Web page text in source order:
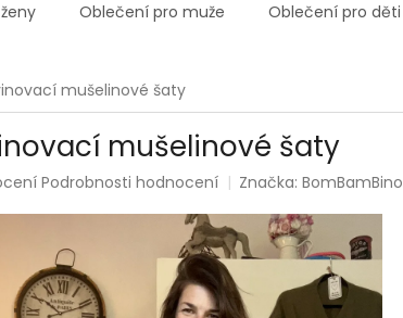
Oblečení pro muže Oblečení pro děti
mušelinové šaty
mušelinové šaty
Podrobnosti hodnocení Značka:BomBamBino